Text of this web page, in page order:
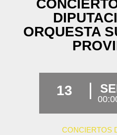
ORQUESTA
13
CONCIERTOS